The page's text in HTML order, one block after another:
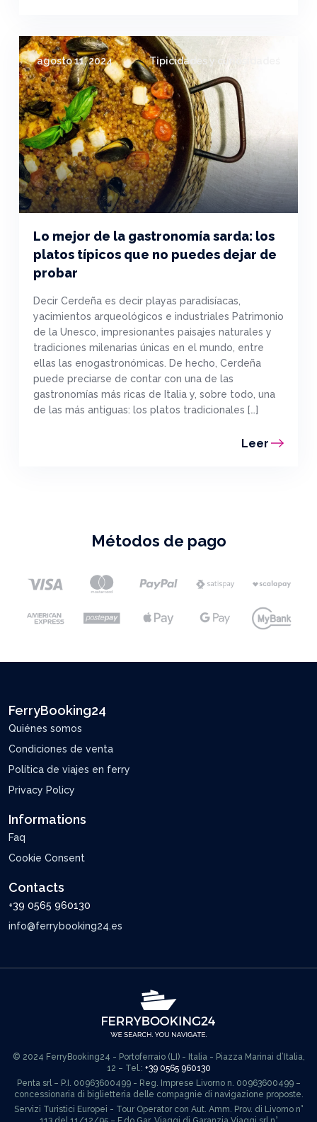
agosto 11, 2024 Tipicidades y curiosidades
Lo mejor de la gastronomía sarda: los
platos típicos que no puedes dejar de
probar
Decir Cerdeña es decir playas paradisíacas,
yacimientos arqueológicos e industriales Patrimonio
de la Unesco, impresionantes paisajes naturales y
tradiciones milenarias únicas en el mundo, entre
ellas las enogastronómicas. De hecho, Cerdeña
puede preciarse de contar con una de las
gastronomías más ricas de Italia y, sobre todo, una
de las más antiguas: los platos tradicionales […]
Leer
Métodos de pago
FerryBooking24
Quiénes somos
Condiciones de venta
Política de viajes en ferry
Privacy Policy
Informations
Faq
Cookie Consent
Contacts
+39 0565 960130
info@ferrybooking24.es
© 2024 FerryBooking24 - Portoferraio (LI) - Italia - Piazza Marinai d’Italia,
12 – Tel.: +39 0565 960130
Penta srl – P.I. 00963600499 - Reg. Imprese Livorno n. 00963600499 –
concessionaria di biglietteria delle compagnie di navigazione proposte.
Servizi Turistici Europei - Tour Operator con Aut. Amm. Prov. di Livorno n°